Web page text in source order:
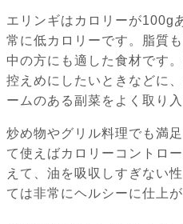
エリンギはカロリーが100g
常に低カロリーです。脂質
中の方にも適した食材です
控えめにしたいときなどに
ームのある副菜をよく取り入
炒め物やグリル料理でも満
て使えばカロリーコントロ
えて、油を吸収しすぎない
ては非常にヘルシーに仕上が